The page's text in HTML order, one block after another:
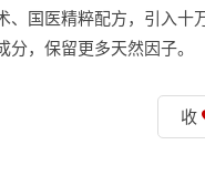
、国医精粹配方，引入
，保留更多天然因子。
收